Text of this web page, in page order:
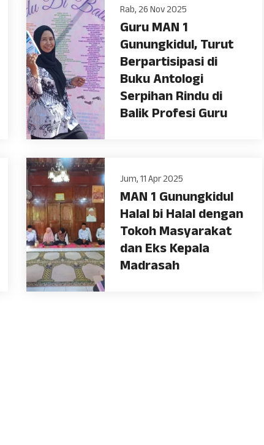
Rab, 26 Nov 2025
Guru MAN 1
Gunungkidul, Turut
Berpartisipasi di
Buku Antologi
Serpihan Rindu di
Balik Profesi Guru
Jum, 11 Apr 2025
MAN 1 Gunungkidul
Halal bi Halal dengan
Tokoh Masyarakat
dan Eks Kepala
Madrasah